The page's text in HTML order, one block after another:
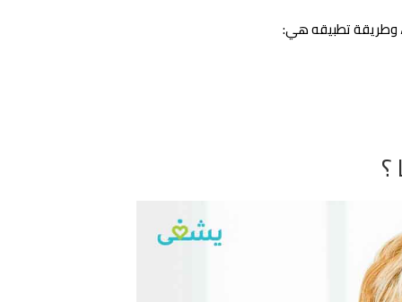
وطريقة تطبيقه هي:
؟